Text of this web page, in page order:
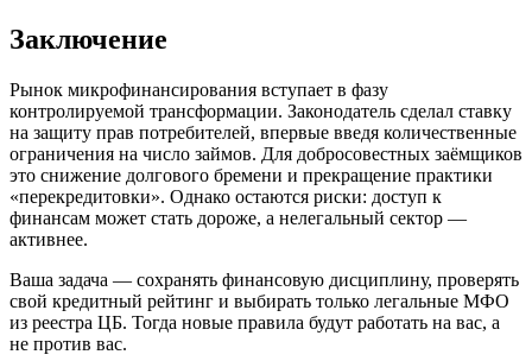
Заключение
Рынок микрофинансирования вступает в фазу
контролируемой трансформации. Законодатель сделал ставку
на защиту прав потребителей, впервые введя количественные
ограничения на число займов. Для добросовестных заёмщиков
это снижение долгового бремени и прекращение практики
«перекредитовки». Однако остаются риски: доступ к
финансам может стать дороже, а нелегальный сектор —
активнее.
Ваша задача — сохранять финансовую дисциплину, проверять
свой кредитный рейтинг и выбирать только легальные МФО
из реестра ЦБ. Тогда новые правила будут работать на вас, а
не против вас.